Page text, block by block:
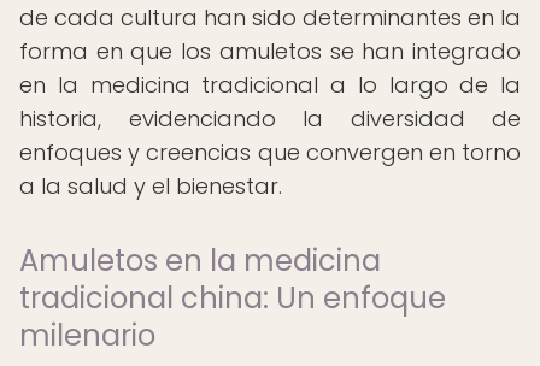
de cada cultura han sido determinantes en la
forma en que los amuletos se han integrado
en la medicina tradicional a lo largo de la
historia, evidenciando la diversidad de
enfoques y creencias que convergen en torno
a la salud y el bienestar.
Amuletos en la medicina
tradicional china: Un enfoque
milenario